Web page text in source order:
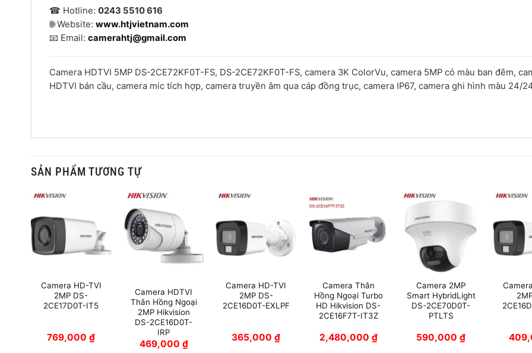
☎ Hotline: 0243 5510 616
🌐 Website: www.htjvietnam.com
📧 Email: camerahtj@gmail.com
Camera HDTVI 5MP DS-2CE72KF0T-FS, DS-2CE72KF0T-FS, camera 3K ColorVu, camera 5MP có màu ban đêm,
HDTVI bán cầu, camera mic tích hợp, camera truyền âm qua cáp đồng trục, camera IP67, camera ghi hình màu 24/
SẢN PHẨM TƯƠNG TỰ
Camera HD-TVI
2MP DS-
2CE17D0T-IT5
769,000₫
Camera HDTVI
Thân Hồng Ngoại
2MP Hikvision
DS-2CE16D0T-
IRP
469,000 ₫
Camera HD-TVI
2MP DS-
2CE16D0T-EXLPF
365,000₫
Camera Thân
Hồng Ngoại Turbo
HD Hikvision DS-
2CE16F7T-IT3Z
2,480,000 ₫
Camera 2MP
Smart HybridLight
DS-2CE70D0T-
PTLTS
590,000₫